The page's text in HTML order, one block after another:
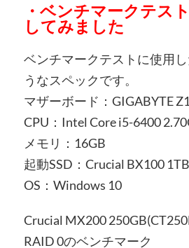
・ベンチマークテス
してみました
ベンチマークテストに使用
うなスペックです。
マザーボード：GIGABYTE
CPU：Intel Core i5-6400
メモリ：16GB
起動SSD：Crucial BX100 1TB
OS：Windows 10
Crucial MX200
RAID 0のベンチマーク